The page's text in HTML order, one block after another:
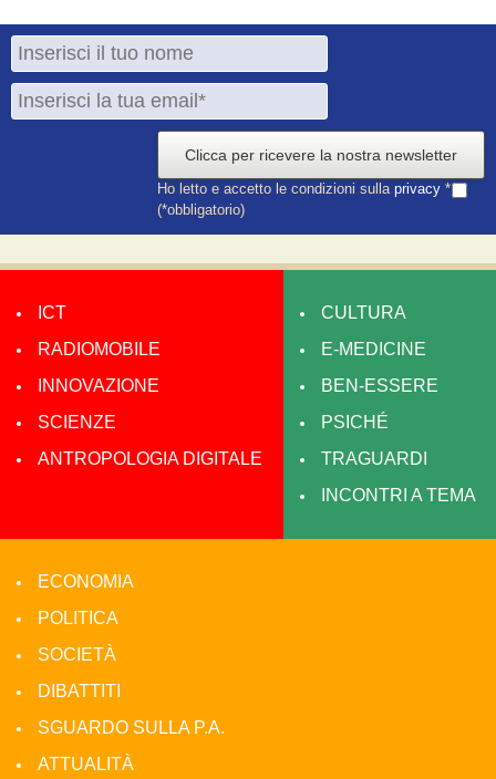
Clicca per ricevere la nostra newsletter
Ho letto e accetto le condizioni sulla privacy *
(*obbligatorio)
ICT
RADIOMOBILE
INNOVAZIONE
SCIENZE
ANTROPOLOGIA DIGITALE
CULTURA
E-MEDICINE
BEN-ESSERE
PSICHÉ
TRAGUARDI
INCONTRI A TEMA
ECONOMIA
POLITICA
SOCIETÀ
DIBATTITI
SGUARDO SULLA P.A.
ATTUALITÀ